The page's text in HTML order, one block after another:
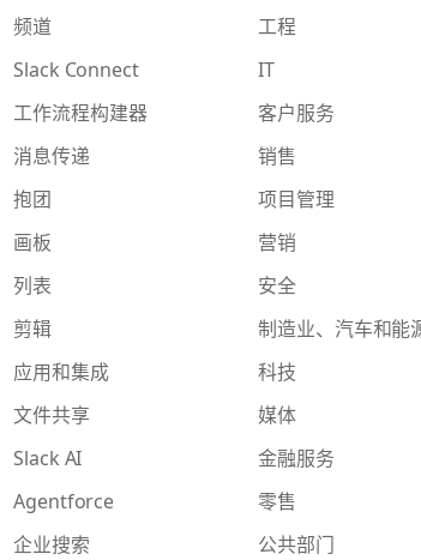
频道
Slack Connect
工作流程构建器
消息传递
抱团
画板
列表
剪辑
应用和集成
文件共享
Slack AI
Agentforce
企业搜索
工程
IT
客户服务
销售
项目管理
营销
安全
制造业、汽车和能
科技
媒体
金融服务
零售
公共部门